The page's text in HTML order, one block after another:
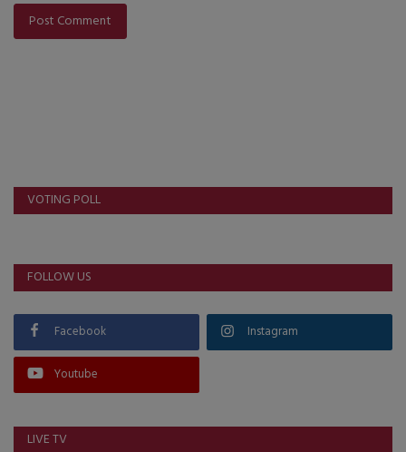
Post Comment
VOTING POLL
FOLLOW US
Facebook Instagram
Youtube
LIVE TV